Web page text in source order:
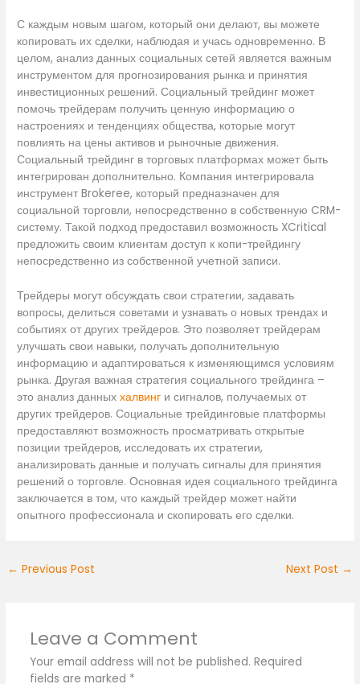
С каждым новым шагом, который они делают, вы можете
копировать их сделки, наблюдая и учась одновременно. В
целом, анализ данных социальных сетей является важным
инструментом для прогнозирования рынка и принятия
инвестиционных решений. Социальный трейдинг может
помочь трейдерам получить ценную информацию о
настроениях и тенденциях общества, которые могут
повлиять на цены активов и рыночные движения.
Социальный трейдинг в торговых платформах может быть
интегрирован дополнительно. Компания интегрировала
инструмент Brokeree, который предназначен для
социальной торговли, непосредственно в собственную CRM-
систему. Такой подход предоставил возможность XCritical
предложить своим клиентам доступ к копи-трейдингу
непосредственно из собственной учетной записи.
Трейдеры могут обсуждать свои стратегии, задавать
вопросы, делиться советами и узнавать о новых трендах и
событиях от других трейдеров. Это позволяет трейдерам
улучшать свои навыки, получать дополнительную
информацию и адаптироваться к изменяющимся условиям
рынка. Другая важная стратегия социального трейдинга –
это анализ данныххалвинг и сигналов, получаемых от
других трейдеров. Социальные трейдинговые платформы
предоставляют возможность просматривать открытые
позиции трейдеров, исследовать их стратегии,
анализировать данные и получать сигналы для принятия
решений о торговле. Основная идея социального трейдинга
заключается в том, что каждый трейдер может найти
опытного профессионала и скопировать его сделки.
← Previous Post Next Post →
Leave a Comment
Your email address will not be published. Required
fields are marked *